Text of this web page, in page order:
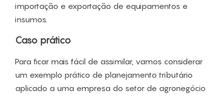
importação e exportação de equipamentos e
insumos.
Caso prático
Para ficar mais fácil de assimilar, vamos considerar
um exemplo prático de planejamento tributário
aplicado a uma empresa do setor de agronegócio